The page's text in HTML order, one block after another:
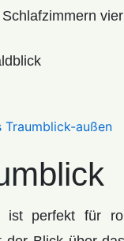
ist perfekt für